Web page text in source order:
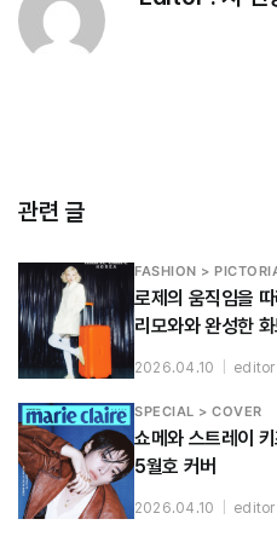
관련 글
FASHION >
로제의 움직임을
리모와와 완성한
2026.04.10 editor
SPECIAL > COVER
쇼메와 스트레이
5월호 커버
2026.04.10 editor